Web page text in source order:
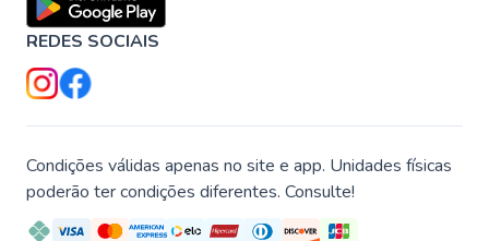
REDES SOCIAIS
Condições válidas apenas no site e app. Unidades físicas
poderão ter condições diferentes. Consulte!